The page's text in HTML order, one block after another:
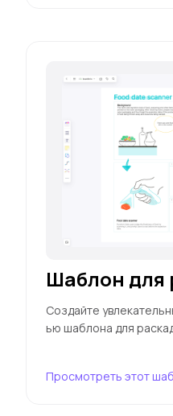
Шаблон для
Создайте
ью шаблона для
Просмотреть этот